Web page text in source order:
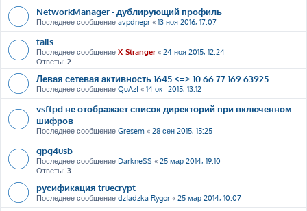
NetworkManager - дублирующий профиль
Последнее сообщение avpdnepr « 13 ноя 2016, 17:07
tails
Последнее сообщение X-Stranger« 24 ноя 2015, 12:24
Ответы: 2
Левая сетевая активность 1645 <=> 10.66.77.169 63925
Последнее сообщение QuAzI « 14 окт 2015, 13:12
vsftpd не отображает список директорий при включенном
шифров
Последнее сообщение Gresem « 28 сен 2015, 15:25
gpg4usb
Последнее сообщение DarkneSS « 25 мар 2014, 19:10
Ответы: 3
русификация truecrypt
Последнее сообщение dzJadzka Rygor « 25 мар 2014, 10:07